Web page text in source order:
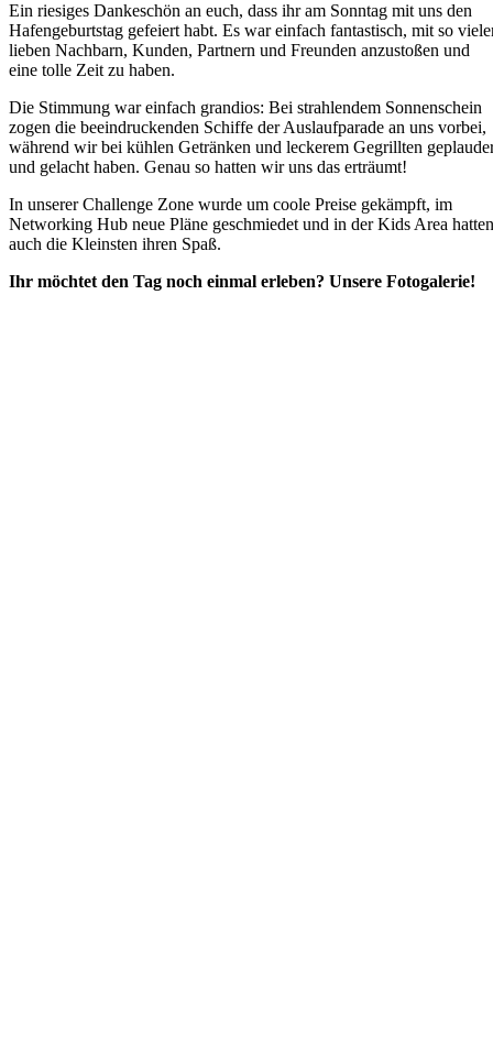
Ein riesiges Dankeschön an euch, dass ihr am Sonntag mit uns den
Hafengeburtstag gefeiert habt. Es war einfach fantastisch, mit so
lieben Nachbarn, Kunden, Partnern und Freunden anzustoßen und
eine tolle Zeit zu haben.
Die Stimmung war einfach grandios: Bei strahlendem Sonnenschein
zogen die beeindruckenden Schiffe der Auslaufparade an uns vorbei,
während wir bei kühlen Getränken und leckerem Gegrillten
und gelacht haben. Genau so hatten wir uns das erträumt!
In unserer Challenge Zone wurde um coole Preise gekämpft, im
Networking Hub neue Pläne geschmiedet und in der Kids Area hatten
auch die Kleinsten ihren Spaß.
Ihr möchtet den Tag noch einmal erleben? Unsere Fotogalerie!